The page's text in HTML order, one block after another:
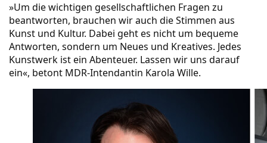
»Um die wichtigen gesellschaftlichen Fragen zu
beantworten, brauchen wir auch die Stimmen aus
Kunst und Kultur. Dabei geht es nicht um bequeme
Antworten, sondern um Neues und Kreatives. Jedes
Kunstwerk ist ein Abenteuer. Lassen wir uns darauf
ein«, betont MDR-Intendantin Karola Wille.